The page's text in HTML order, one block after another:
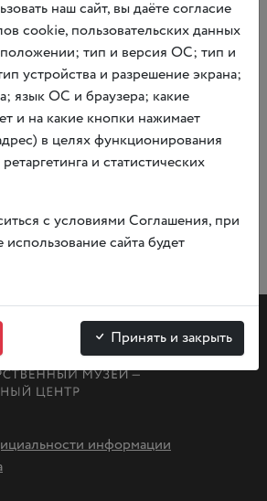
опубликованы вRUSSPASS
вдохновляющими локациями
апреля наRUSSPASS.
информации
наш сайт, вы даёте согласие
cookie, пользовательских данных
тип и версия ОС; тип и
устройства и разрешение экрана;
язык ОС и браузера; какие
и на какие кнопки нажимает
в целях функционирования
и статистических
с условиями Соглашения, при
использование сайта будет
Принять и закрыть